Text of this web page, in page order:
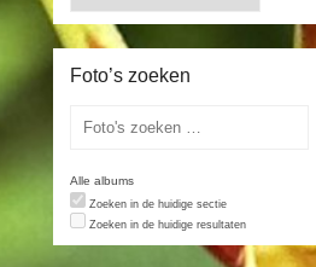
Foto’s zoeken
Alle albums
Zoeken in de huidige sectie
Zoeken in de huidige resultaten